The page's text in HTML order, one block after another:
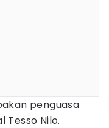
penguasa
Tesso Nilo.